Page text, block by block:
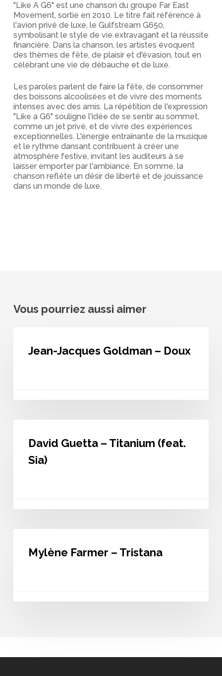
"Like A G6" est une chanson du groupe Far East
Movement, sortie en 2010. Le titre fait référence à
l'avion privé de luxe, le Gulfstream G650,
symbolisant le style de vie extravagant et la réussite
financière. Dans la chanson, les artistes évoquent
des thèmes de fête, de plaisir et d'évasion, tout en
célébrant une vie de débauche et de luxe.
Les paroles parlent de faire la fête, de consommer
des boissons alcoolisées et de vivre des moments
intenses avec des amis. La répétition de l'expression
"Like a G6" souligne l'idée de se sentir au sommet,
comme un jet privé, et de vivre des expériences
exceptionnelles. L'énergie entraînante de la musique
et le rythme dansant contribuent à créer une
atmosphère festive, invitant les auditeurs à se
laisser emporter par l'ambiance. En somme, la
chanson reflète un désir de liberté et de jouissance
dans un monde de luxe.
Vous pourriez aussi aimer
Goldman
Jean-Jacques Goldman – Doux
Titanium
(feat.
David Guetta – Titanium (feat.
Sia)
Mylène Farmer – Tristana